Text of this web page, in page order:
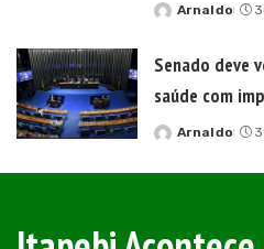
Posted
Arnaldo
Senado deve
saúde com
Posted
Arnaldo